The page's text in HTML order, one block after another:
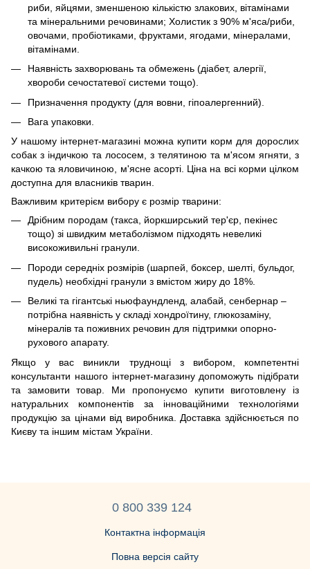
риби, яйцями, зменшеною кількістю злакових, вітамінами
та мінеральними речовинами; Холистик з 90% м'яса/риби,
овочами, пробіотиками, фруктами, ягодами, мінералами,
вітамінами.
Наявність захворювань та обмежень (діабет, алергії,
хвороби сечостатевої системи тощо).
Призначення продукту (для вовни, гіпоалергенний).
Вага упаковки.
У нашому інтернет-магазині можна купити корм для дорослих
собак з індичкою та лососем, з телятиною та м'ясом ягняти, з
качкою та яловичиною, м'ясне асорті. Ціна на всі корми цілком
доступна для власників тварин.
Важливим критерієм вибору є розмір тварини:
Дрібним породам (такса, йоркширський тер'єр, пекінес
тощо) зі швидким метаболізмом підходять невеликі
високоживильні гранули.
Породи середніх розмірів (шарпей, боксер, шелті, бульдог,
пудель) необхідні гранули з вмістом жиру до 18%.
Великі та гігантські ньюфаундленд, алабай, сенбернар –
потрібна наявність у складі хондроїтину, глюкозаміну,
мінералів та поживних речовин для підтримки опорно-
рухового апарату.
Якщо у вас виникли труднощі з вибором, компетентні
консультанти нашого інтернет-магазину допоможуть підібрати
та замовити товар. Ми пропонуємо купити виготовлену із
натуральних компонентів за інноваційними технологіями
продукцію за цінами від виробника. Доставка здійснюється по
Києву та іншим містам України.
0 800 339 124
Контактна інформація
Повна версія сайту